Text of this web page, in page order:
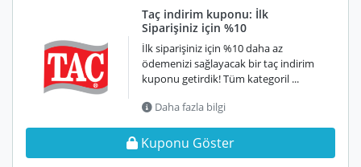
Taç indirim kuponu: İlk
Siparişiniz için %10
İlk siparişiniz için %10 daha az
ödemenizi sağlayacak bir taç indirim
kuponu getirdik! Tüm kategoril ...
Daha fazla bilgi
Kuponu Göster